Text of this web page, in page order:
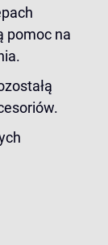
pomoc na
.